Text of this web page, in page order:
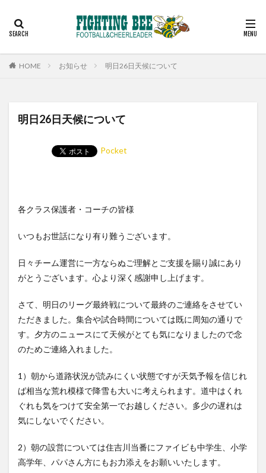
HOME お知らせ 明日26日天候について
明日26日天候について
Pocket
各クラス保護者・コーチの皆様
いつもお世話になり有り難うございます。
日々チーム運営に一方ならぬご理解とご支援を賜り誠にあり
がとうございます。心より深く感謝申し上げます。
さて、明日のリーグ最終戦について最終のご連絡をさせてい
ただきました。集合や試合時間については既に周知の通りで
す。夕方のニュースにて天候がとても気になりましたので念
のためご連絡入れました。
1）朝から道路状況が読みにくい状態ですが天気予報を信じれ
ば相当な荒れ模様で降雪も大いに考えられます。道中はくれ
ぐれも気をつけて安全第一でお越しください。多少の遅れは
気にしないでください。
2）朝の設営については住吉川当番にファイビも中学生、小学
高学年、パパさん方にもお力添えをお願いいたします。
カテゴリー